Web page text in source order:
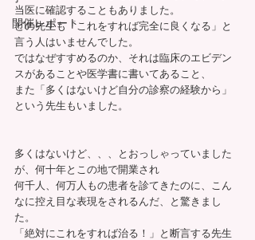
開催レポート
当医に確認することもありました。
どの先生も「これをすれば完全に良くなる」と
言う人はいませんでした。
ではなぜすすめるのか、それは臨床のエビデン
スがあることや医学書に書いてあること、
また「多くはないけど自分の診察の経験から」
という先生もいました。
多くはないけど、、、とおっしゃっていました
が、何十年とこの地で開業され
何千人、何万人もの患者を診てきたのに、こん
なに控え目な表現をされるんだ、と驚きまし
た。
「絶対にこれをすれば治る！」と断言する先生